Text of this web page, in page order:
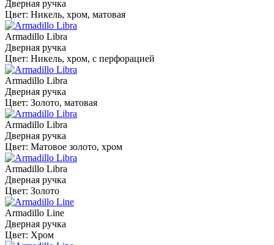
Дверная ручка
Цвет: Никель, хром, матовая
Armadillo Libra
Дверная ручка
Цвет: Никель, хром, с перфорацией
Armadillo Libra
Дверная ручка
Цвет: Золото, матовая
Armadillo Libra
Дверная ручка
Цвет: Матовое золото, хром
Armadillo Libra
Дверная ручка
Цвет: Золото
Armadillo Line
Дверная ручка
Цвет: Хром